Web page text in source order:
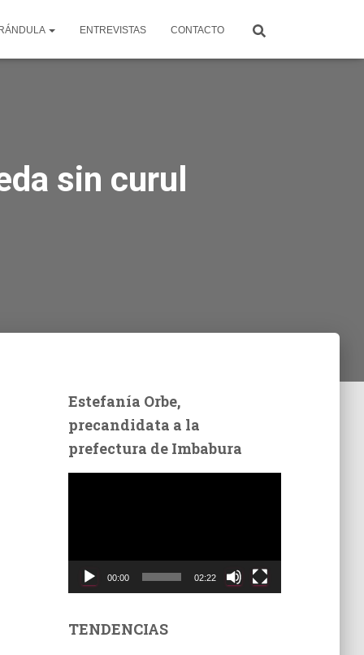
ENTREVISTAS CONTACTO
sin curul
Estefanía Orbe,
precandidata a la
prefectura de Imbabura
t
00:00 02:22
TENDENCIAS